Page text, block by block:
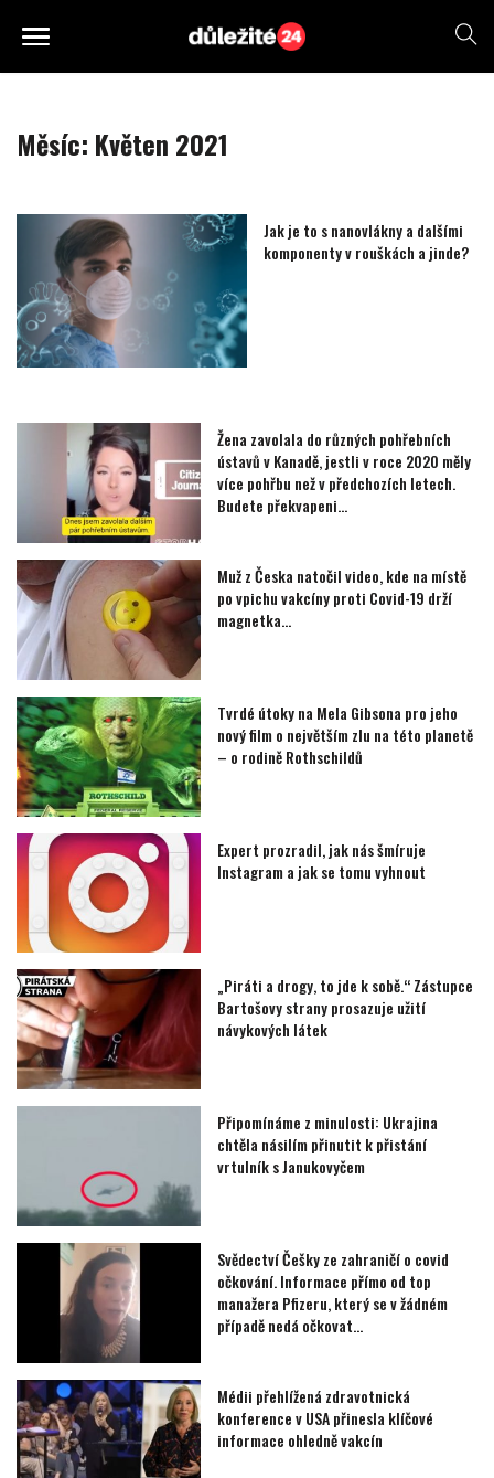
Měsíc: Květen 2021
Jak je to s nanovlákny a dalšími
komponenty v rouškách a jinde?
Žena zavolala do různých pohřebních
ústavů v Kanadě, jestli v roce 2020 měly
více pohřbu než v předchozích letech.
Budete překvapeni…
Muž z Česka natočil video, kde na místě
po vpichu vakcíny proti Covid-19 drží
magnetka…
Tvrdé útoky na Mela Gibsona pro jeho
nový film o největším zlu na této planetě
– o rodině Rothschildů
Expert prozradil, jak nás šmíruje
Instagram a jak se tomu vyhnout
„Piráti a drogy, to jde k sobě.“ Zástupce
Bartošovy strany prosazuje užití
návykových látek
Připomínáme z minulosti: Ukrajina
chtěla násilím přinutit k přistání
vrtulník s Janukovyčem
Svědectví Češky ze zahraničí o covid
očkování. Informace přímo od top
manažera Pfizeru, který se v žádném
případě nedá očkovat…
Médii přehlížená zdravotnická
konference v USA přinesla klíčové
informace ohledně vakcín